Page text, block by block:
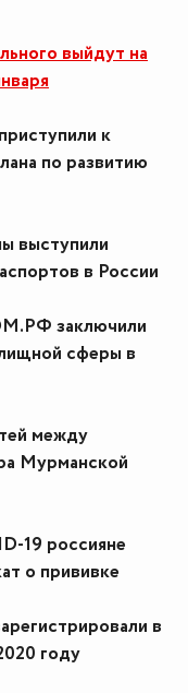
выйдут на
к
по развитию
выступили
в России
заключили
сферы в
между
Мурманской
19 россияне
о прививке
в
году